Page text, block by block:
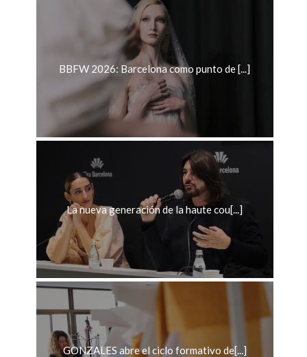
BBFW 2026: Barcelona como punto de [...]
La nueva generación de la haute cou[...]
GONZALES abre el ciclo formativo de[...]